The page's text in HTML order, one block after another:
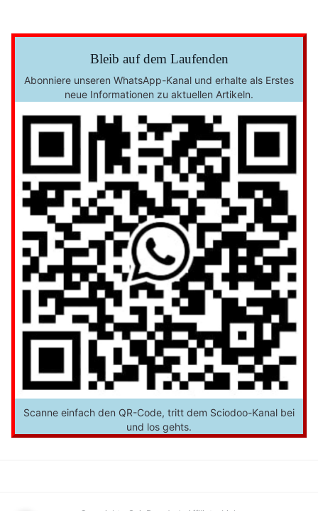
Bleib auf dem Laufenden
Abonniere unseren WhatsApp-Kanal und erhalte als Erstes
neue Informationen zu aktuellen Artikeln.
Scanne einfach den QR-Code, tritt dem Sciodoo-Kanal bei
und los gehts.